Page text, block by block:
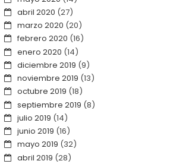
abril 2020 (27)
marzo 2020 (20)
febrero 2020 (16)
enero 2020 (14)
diciembre 2019 (9)
noviembre 2019 (13)
octubre 2019 (18)
septiembre 2019 (8)
julio 2019 (14)
junio 2019 (16)
mayo 2019 (32)
abril 2019 (28)